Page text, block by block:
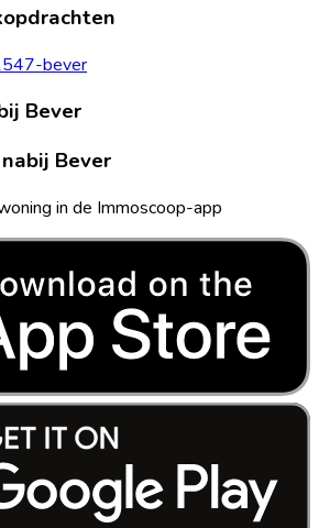
bever
Bever
Bever
in de Immoscoop-app